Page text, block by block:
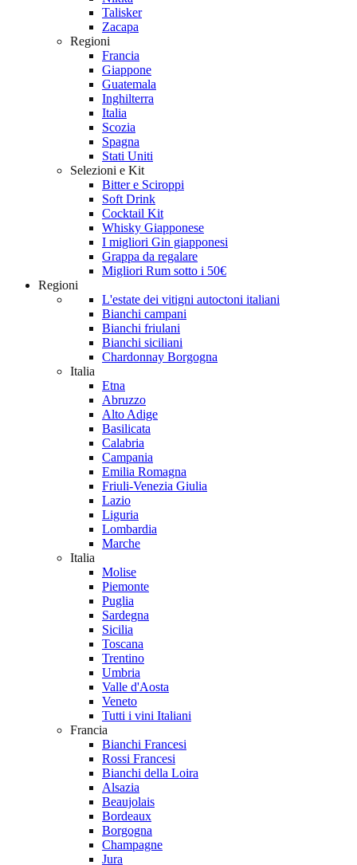
Talisker
Zacapa
Regioni
Francia
Giappone
Guatemala
Inghilterra
Italia
Scozia
Spagna
Stati Uniti
Selezioni e Kit
Bitter e Sciroppi
Soft Drink
Cocktail Kit
Whisky Giapponese
I migliori Gin giapponesi
Grappa da regalare
Migliori Rum sotto i 50€
Regioni
L'estate dei vitigni autoctoni italiani
Bianchi campani
Bianchi friulani
Bianchi siciliani
Chardonnay Borgogna
Italia
Etna
Abruzzo
Alto Adige
Basilicata
Calabria
Campania
Emilia Romagna
Friuli-Venezia Giulia
Lazio
Liguria
Lombardia
Marche
Italia
Molise
Piemonte
Puglia
Sardegna
Sicilia
Toscana
Trentino
Umbria
Valle d'Aosta
Veneto
Tutti i vini Italiani
Francia
Bianchi Francesi
Rossi Francesi
Bianchi della Loira
Alsazia
Beaujolais
Bordeaux
Borgogna
Champagne
Jura